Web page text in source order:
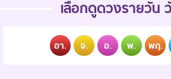
เลือกดูดวงรายวัน
อา. จ. อ. พ. พฤ.